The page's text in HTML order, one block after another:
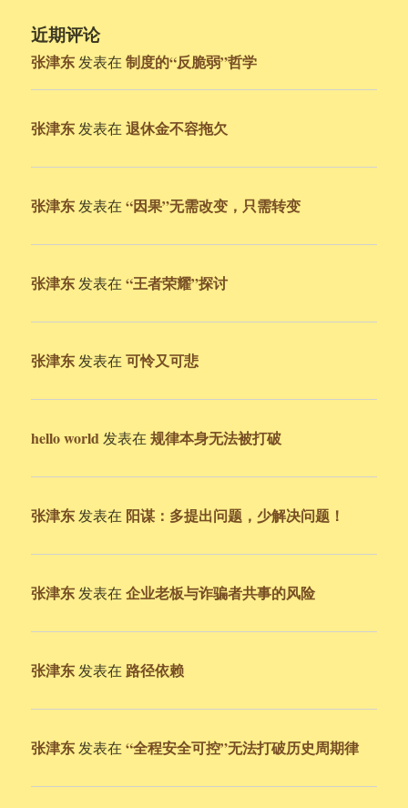
近期评论
张津东 发表在制度的“反脆弱”哲学
张津东 发表在退休金不容拖欠
张津东 发表在“因果”无需改变，只需转变
张津东 发表在“王者荣耀”探讨
张津东 发表在可怜又可悲
hello world 发表在规律本身无法被打破
张津东 发表在 阳谋：多提出问题，少解决问题！
张津东 发表在企业老板与诈骗者共事的风险
张津东 发表在 路径依赖
张津东 发表在“全程安全可控”无法打破历史周期律